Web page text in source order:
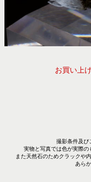
お買い上
撮影条件及び
実物と写真では色が実際の
また天然石のためクラックや
あら